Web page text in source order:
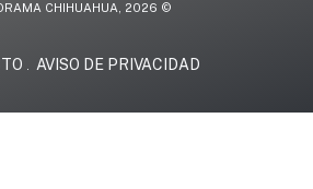
CHIHUAHUA, 2026 ©
. AVISO DE PRIVACIDAD